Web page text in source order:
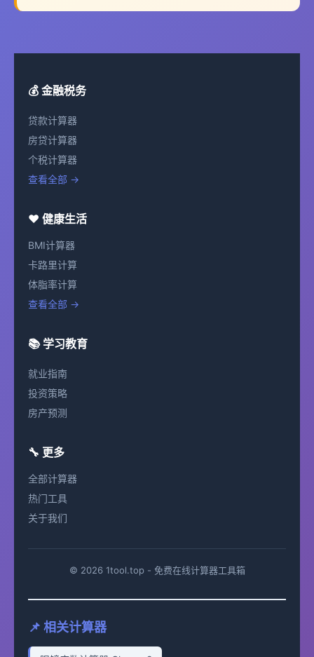
💰 金融税务
贷款计算器
房贷计算器
个税计算器
查看全部 →
❤️ 健康生活
BMI计算器
卡路里计算
体脂率计算
查看全部 →
📚 学习教育
就业指南
投资策略
房产预测
🔧 更多
全部计算器
热门工具
关于我们
© 2026 1tool.top - 免费在线计算器工具箱
📌 相关计算器